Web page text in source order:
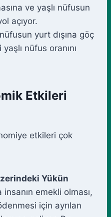
ve yaşlı nüfusun
açıyor.
yurt dışına göç
nüfus oranını
Etkileri
etkileri çok
Yükün
insanın emekli olması,
için ayrılan